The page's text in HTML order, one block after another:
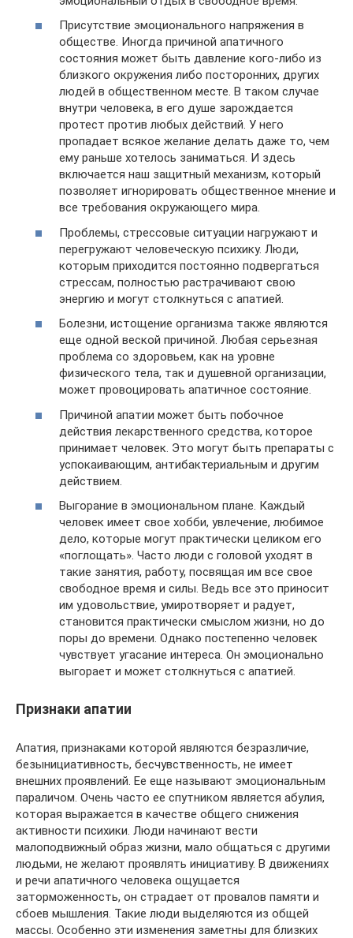
Присутствие эмоционального напряжения в
обществе. Иногда причиной апатичного
состояния может быть давление кого-либо из
близкого окружения либо посторонних, других
людей в общественном месте. В таком случае
внутри человека, в его душе зарождается
протест против любых действий. У него
пропадает всякое желание делать даже то, чем
ему раньше хотелось заниматься. И здесь
включается наш защитный механизм, который
позволяет игнорировать общественное мнение и
все требования окружающего мира.
Проблемы, стрессовые ситуации нагружают и
перегружают человеческую психику. Люди,
которым приходится постоянно подвергаться
стрессам, полностью растрачивают свою
энергию и могут столкнуться с апатией.
Болезни, истощение организма также являются
еще одной веской причиной. Любая серьезная
проблема со здоровьем, как на уровне
физического тела, так и душевной организации,
может провоцировать апатичное состояние.
Причиной апатии может быть побочное
действия лекарственного средства, которое
принимает человек. Это могут быть препараты с
успокаивающим, антибактериальным и другим
действием.
Выгорание в эмоциональном плане. Каждый
человек имеет свое хобби, увлечение, любимое
дело, которые могут практически целиком его
«поглощать». Часто люди с головой уходят в
такие занятия, работу, посвящая им все свое
свободное время и силы. Ведь все это приносит
им удовольствие, умиротворяет и радует,
становится практически смыслом жизни, но до
поры до времени. Однако постепенно человек
чувствует угасание интереса. Он эмоционально
выгорает и может столкнуться с апатией.
Признаки апатии
Апатия, признаками которой являются безразличие,
безынициативность, бесчувственность, не имеет
внешних проявлений. Ее еще называют эмоциональным
параличом. Очень часто ее спутником является абулия,
которая выражается в качестве общего снижения
активности психики. Люди начинают вести
малоподвижный образ жизни, мало общаться с другими
людьми, не желают проявлять инициативу. В движениях
и речи апатичного человека ощущается
заторможенность, он страдает от провалов памяти и
сбоев мышления. Такие люди выделяются из общей
массы. Особенно эти изменения заметны для близких